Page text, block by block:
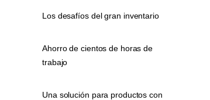
Los desafíos del gran inventario
Ahorro de cientos de horas de
trabajo
Una solución para productos con